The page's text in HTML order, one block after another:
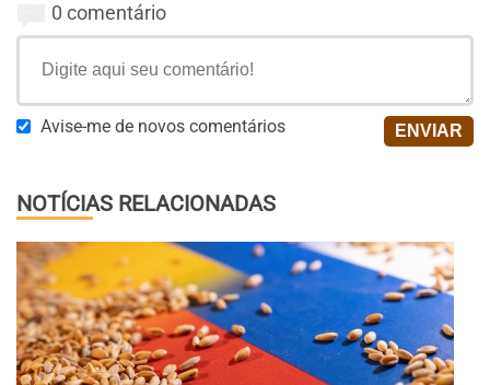
0 comentário
Avise-me de novos comentários
NOTÍCIAS RELACIONADAS